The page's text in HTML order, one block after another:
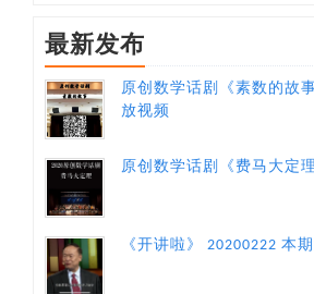
最新发布
原创数学话剧《素数的故
放视频
原创数学话剧《费马大定
《开讲啦》 20200222 本